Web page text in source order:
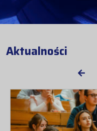
Aktualności